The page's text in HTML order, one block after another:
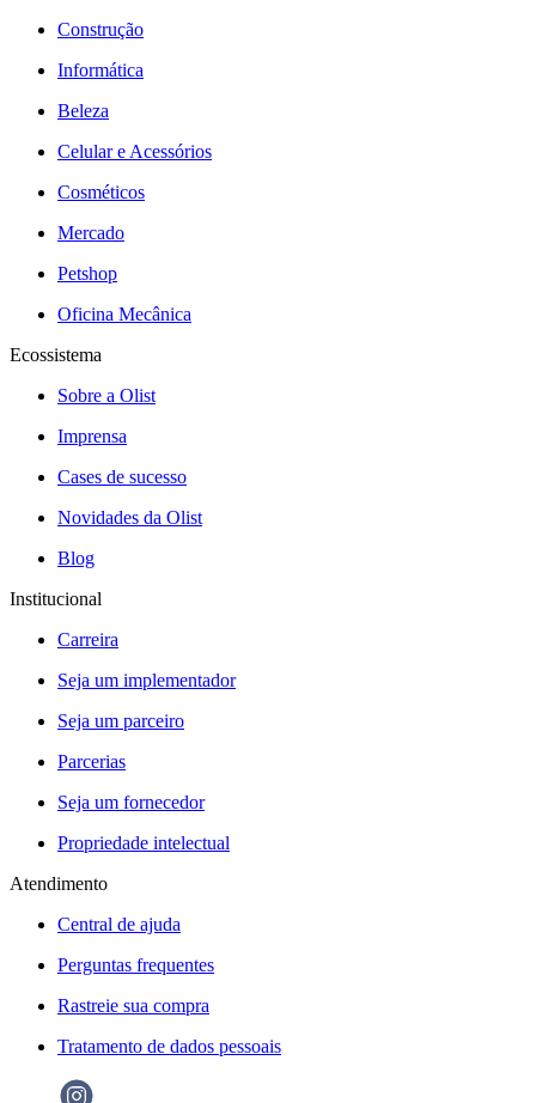
Construção
Informática
Beleza
Celular e Acessórios
Cosméticos
Mercado
Petshop
Oficina Mecânica
Ecossistema
Sobre a Olist
Imprensa
Cases de sucesso
Novidades da Olist
Blog
Institucional
Carreira
Seja um implementador
Seja um parceiro
Parcerias
Seja um fornecedor
Propriedade intelectual
Atendimento
Central de ajuda
Perguntas frequentes
Rastreie sua compra
Tratamento de dados pessoais